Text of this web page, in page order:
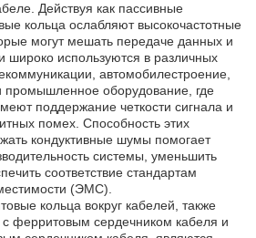
Действуя как пассивные
кольца ослабляют высокочастотные
могут мешать передаче данных и
широко используются в различных
автомобилестроение,
промышленное оборудование, где
поддержание четкости сигнала и
помех. Способность этих
кондуктивные шумы помогает
системы, уменьшить
соответствие стандартам
(ЭМС).
кольца вокруг кабелей, также
ферритовым сердечником кабеля и